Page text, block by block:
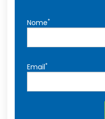
Nome*
Email*